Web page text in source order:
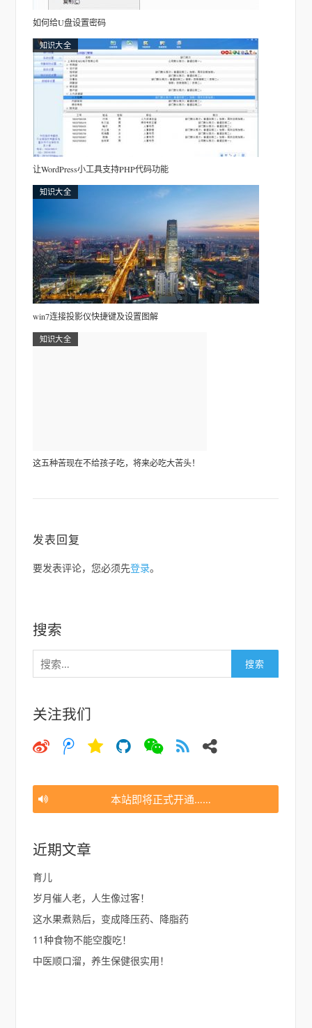
如何给U盘设置密码
知识大全
让WordPress小工具支持PHP代码功能
知识大全
win7连接投影仪快捷键及设置图解
知识大全
这五种苦现在不给孩子吃，将来必吃大苦头！
发表回复
要发表评论，您必须先登录。
搜索
搜
索：
关注我们
微
微
空
猫
微
大
邮
本站即将正式开通……
近期文章
育儿
岁月催人老，人生像过客！
这水果煮熟后，变成降压药、降脂药
11种食物不能空腹吃！
中医顺口溜，养生保健很实用！